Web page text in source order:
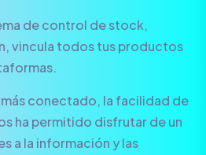
de control de stock,
vincula todos tus productos
más conectado, la facilidad de
ha permitido disfrutar de un
a la información y las